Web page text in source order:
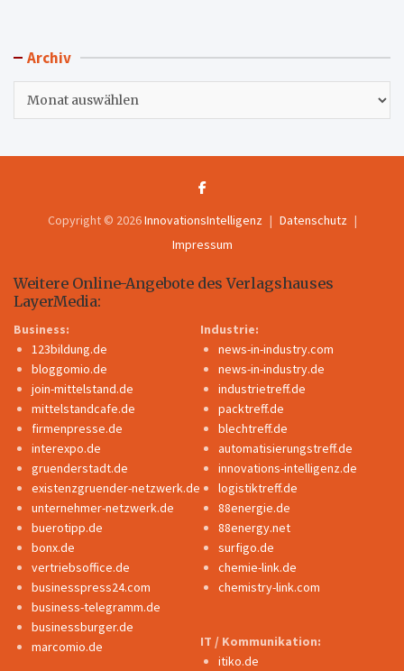
Archiv
Copyright © 2026InnovationsIntelligenz
Datenschutz
Impressum
Weitere Online-Angebote des Verlagshauses
LayerMedia:
Business:
123bildung.de
bloggomio.de
join-mittelstand.de
mittelstandcafe.de
firmenpresse.de
interexpo.de
gruenderstadt.de
existenzgruender-netzwerk.de
unternehmer-netzwerk.de
buerotipp.de
bonx.de
vertriebsoffice.de
businesspress24.com
business-telegramm.de
businessburger.de
marcomio.de
Industrie:
news-in-industry.com
news-in-industry.de
industrietreff.de
packtreff.de
blechtreff.de
automatisierungstreff.de
innovations-intelligenz.de
logistiktreff.de
88energie.de
88energy.net
surfigo.de
chemie-link.de
chemistry-link.com
IT / Kommunikation:
itiko.de